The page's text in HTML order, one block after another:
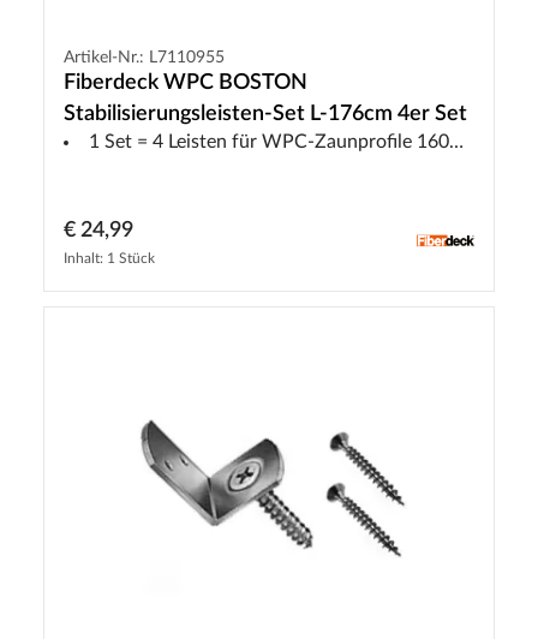
Artikel-Nr.: L7110955
Fiberdeck WPC BOSTON
Stabilisierungsleisten-Set L-176cm 4er Set
1 Set = 4 Leisten für WPC-Zaunprofile 160+310 mm
€ 24,99
Inhalt: 1 Stück